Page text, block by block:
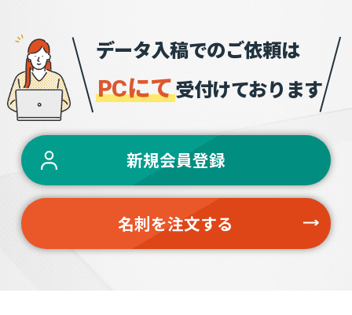
データ入稿でのご依頼は
PCにて受付けております
新規会員登録
名刺を注文する